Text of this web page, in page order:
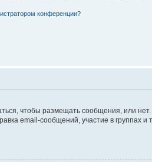
конференции?
чтобы размещать сообщения, или
email-сообщений, участие в группах и